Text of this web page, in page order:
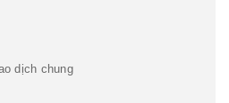
dịch chung